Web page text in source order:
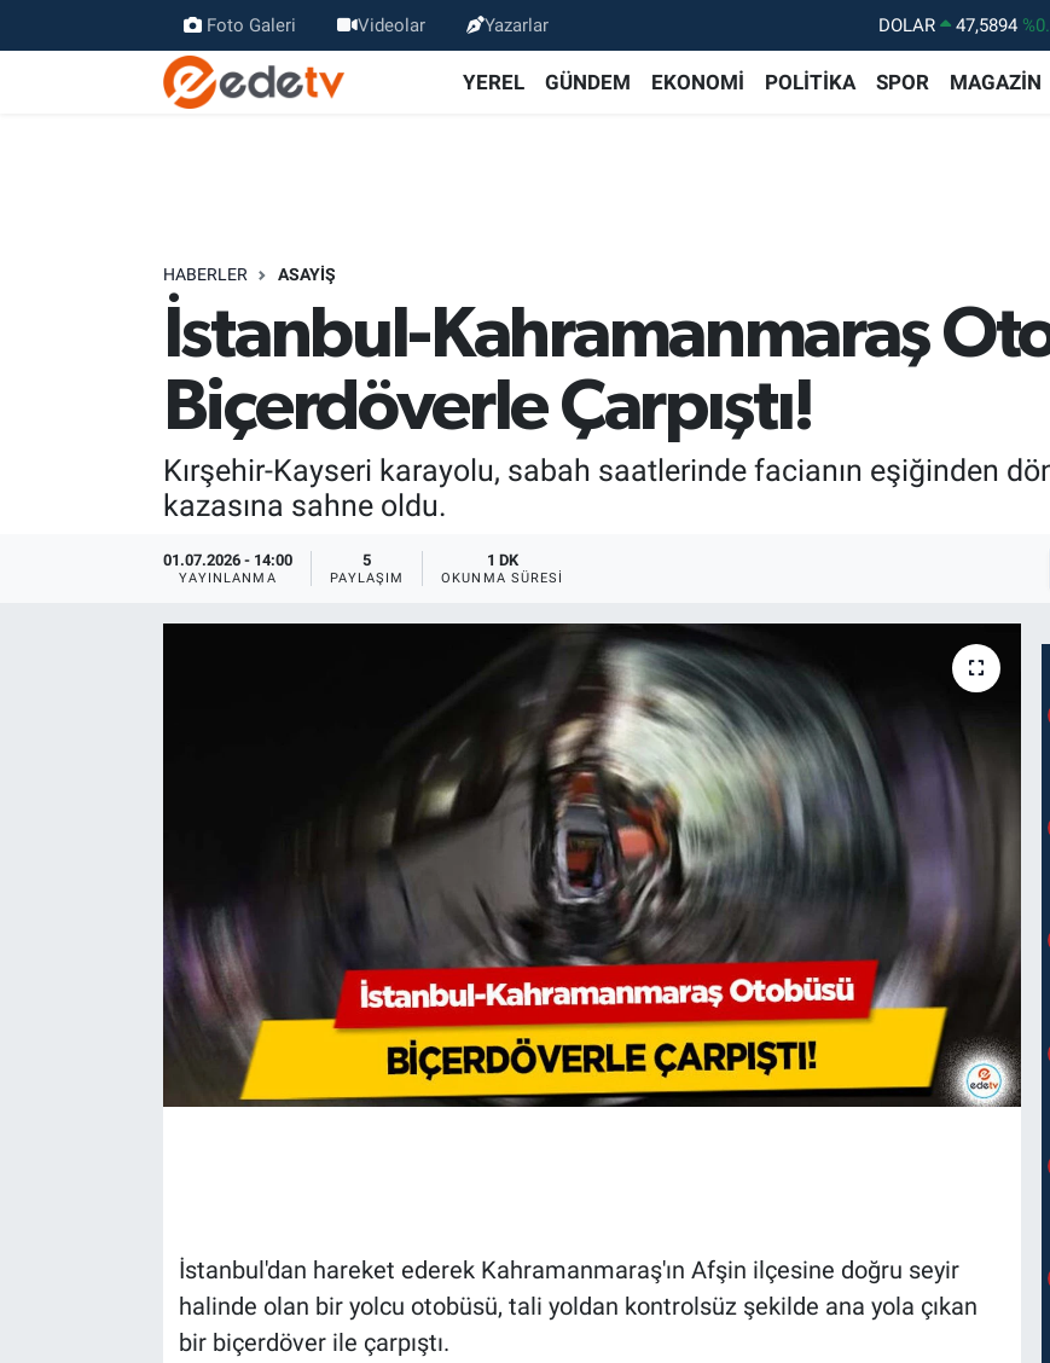
Foto Galeri Videolar Yazarlar DOLAR 47,5894
EURO
55,0398
%-
YEREL GÜNDEM EKONOMİ POLİTİKA SPOR MAGAZİN
HABERLER ASAYİŞ
İstanbul-Kahramanmaraş
Biçerdöverle Çarpıştı!
Kırşehir-Kayseri karayolu, sabah saatlerinde facianın eşiğinden
kazasına sahne oldu.
01.07.2026 - 14:00
YAYINLANMA
5
PAYLAŞIM
1 DK
OKUNMA SÜRESI
İstanbul'dan hareket ederek Kahramanmaraş'ın Afşin ilçesine doğru seyir
halinde olan bir yolcu otobüsü, tali yoldan kontrolsüz şekilde ana yola çıkan
bir biçerdöver ile çarpıştı.